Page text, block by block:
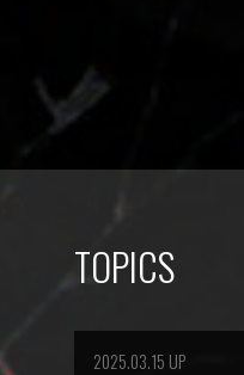
TOPICS
2025.03.15 UP